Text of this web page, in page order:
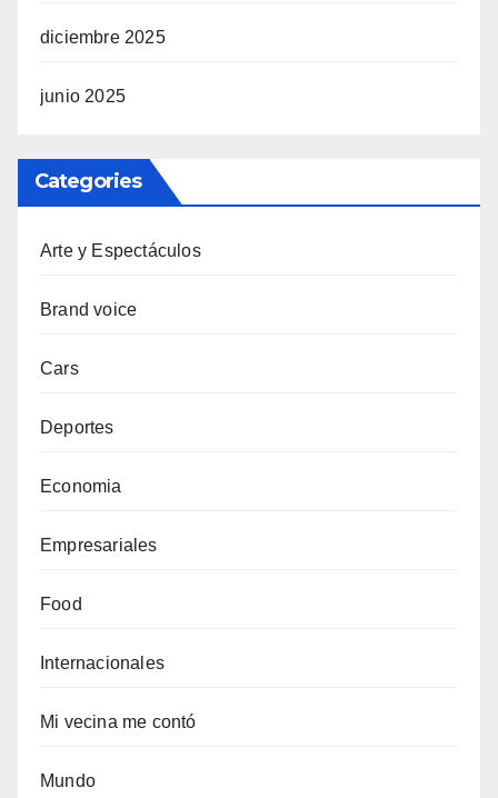
diciembre 2025
junio 2025
Categories
Arte y Espectáculos
Brand voice
Cars
Deportes
Economia
Empresariales
Food
Internacionales
Mi vecina me contó
Mundo